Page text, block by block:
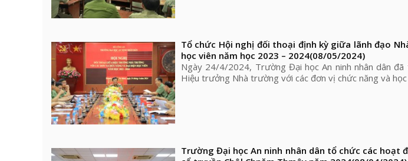
Tổ chức Hội nghị đối thoại định kỳ giữa lãnh đạo
học viên năm học 2023 – 2024(08/05/2024)
Ngày 24/4/2024, Trường Đại học An ninh nhân dân
Hiệu trưởng Nhà trường với các đơn vị chức năng và
Trường Đại học An ninh nhân dân tổ chức các hoạt